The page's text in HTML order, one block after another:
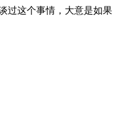
过这个事情，大意是如果